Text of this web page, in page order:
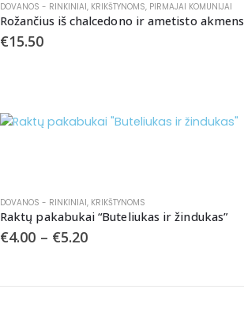
DOVANOS - RINKINIAI, KRIKŠTYNOMS, PIRMAJAI KOMUNIJAI
Rožančius iš chalcedono ir ametisto akmens
€15.50
,MAIŠELIAI
DOVANOS - RINKINIAI, KRIKŠTYNOMS
Raktų pakabukai “Buteliukas ir žindukas”
€4.00 – €5.20